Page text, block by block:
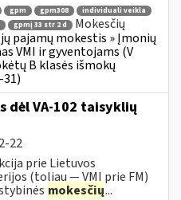
gpm gpm308
individuali veikla
gpmį 33 str 2 d
Mokesčių
pajamų mokestis » Įmonių
VMI ir gyventojams (V
B klasės išmokų
dėl VA-102 taisyklių
22
prie Lietuvos
(toliau ― VMI prie FM)
mokesčių...